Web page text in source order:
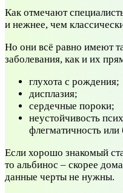
Как отмечают
и нежнее, чем
Но они всё равно имеют
заболевания, как и их
глухота с рождения;
дисплазия;
сердечные пороки;
неустойчивость
флегматичность или
Если хорошо знакомый
то альбинос – скорее
данные черты не нужны.